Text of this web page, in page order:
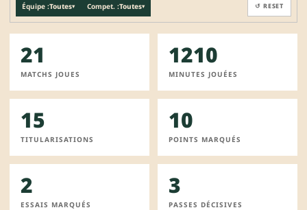
Équipe :Toutes▾ Compet. :Toutes▾ ↺ RESET
21
MATCHS JOUES
1210
MINUTES JOUÉES
15
TITULARISATIONS
10
POINTS MARQUÉS
2
ESSAIS MARQUÉS
3
PASSES DÉCISIVES